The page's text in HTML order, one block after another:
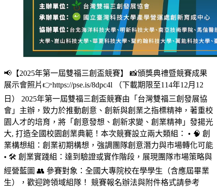
📢【2025年第一屆雙福三創盃競賽】 📸頒獎典禮暨競賽成果
展示會照片👉https://pse.is/8dpc4l （下載期限至114年12月12
日） 2025年第一屆雙福三創盃競賽由「台灣雙福三創發展協
會」主辦，致力於推動創意、創新與創業之指標精神，著重校
園人才的培育，將「創意發想、創新求變、創業精神」發揚光
大, 打造全國校園創業典範！本次競賽設立兩大類組： • 🧠 創
業構想組：創業初期構想，強調團隊創意潛力與市場轉化可能
• 🛠 創業實踐組：達到驗證或實作階段，展現團隊市場策略與
經營藍圖 👥 參賽對象：全國大專院校在學學生（含應屆畢業
生），歡迎跨領域組隊！ 競賽報名辦法與附件格式請參考